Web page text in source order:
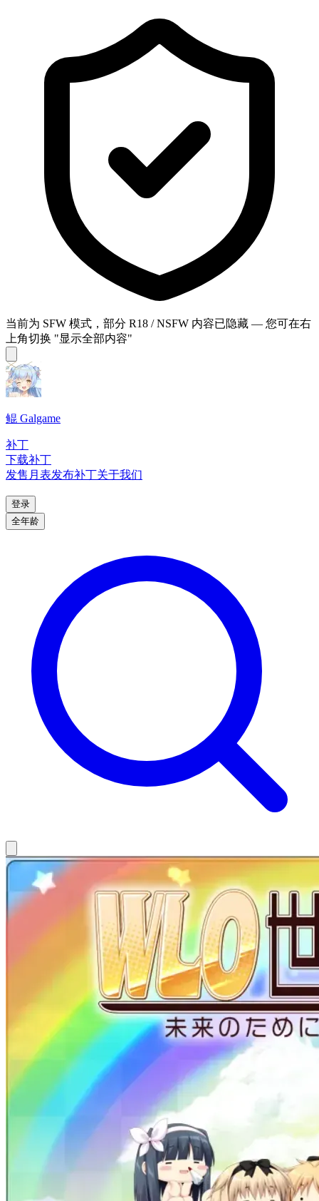
当前为 SFW 模式，部分 R18 / NSFW 内容已隐藏 — 您可在右
上角切换 "显示全部内容"
鲲 Galgame
补丁
下载补丁
发售月表发布补丁关于我们
登录
全年龄